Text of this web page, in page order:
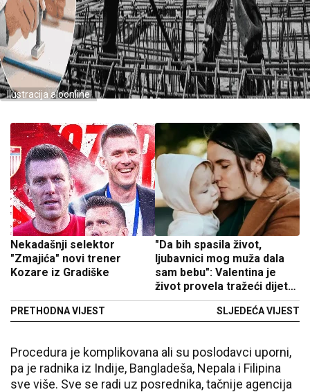
Ilustracija aloonline
Nekadašnji selektor
"Zmajića" novi trener
Kozare iz Gradiške
PRETHODNA VIJEST
"Da bih spasila život,
ljubavnici mog muža dala
sam bebu": Valentina je
život provela tražeći dijete,
a onda se desilo nešto
SLJEDEĆA VIJEST
Procedura je komplikovana ali su poslodavci uporni,
pa je radnika iz Indije, Bangladeša, Nepala i Filipina
sve više. Sve se radi uz posrednika, tačnije agencija